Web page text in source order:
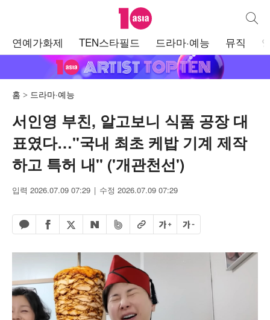
텐아시아 통합
연예가화제 TEN스타필드 드라마·예능 뮤직
홈 드라마·예능
서인영 부친, 알고보니 식품 공장 대
표였다…"국내 최초 케밥 기계 제작
하고 특허 내" ('개관천선')
입력 2026.07.09 07:29 수정 2026.07.09 07:29
카카오톡 공유하기
페이스북 공유하기
엑스 공유하기
네이버 공유하기
밴드 공유하기
URL복사글자 크게글자 작게